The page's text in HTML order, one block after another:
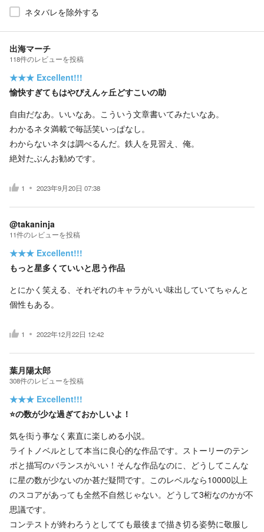
ネタバレを除外する
出海マーチ
118件のレビューを投稿
★★★ Excellent!!!
愉快すぎてもはやぴえんヶ丘どすこいの助
自由だなあ。いいなあ。こういう文章書いてみたいなあ。
わかるネタ満載で毎話笑いっぱなし。
わからないネタは調べるんだ。鉄人を見習え、俺。
絶対たぶんお勧めです。
1 2023年9月20日 07:38
@takaninja
11件のレビューを投稿
★★★ Excellent!!!
もっと星多くていいと思う作品
とにかく笑える、それぞれのキャラがいい味出していてちゃんと
個性もある。
1 2022年12月22日 12:42
葉月陽太郎
308件のレビューを投稿
★★★ Excellent!!!
⭐️の数が少な過ぎておかしいよ！
気を衒う事なく素直に楽しめる小説。
ライトノベルとして本当に良心的な作品です。ストーリーのテン
ポと描写のバランスがいい！そんな作品なのに、どうしてこんな
に星の数が少ないのか甚だ疑問です。このレベルなら10000以上
のスコアがあっても全然不自然じゃない。どうして3桁なのかが不
思議です。
コンテストが終わろうとしてても最後まで描き切る姿勢に敬服し